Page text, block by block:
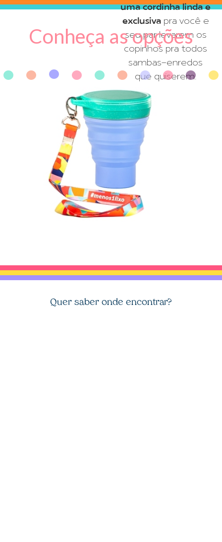
uma cordinha linda e
exclusivapra você e
seu par levarem os
copinhos pra todos
sambas-enredos
que quiserem.
Vamos?
Conheça as opções
• • • • • • • • • •
Quer saber onde encontrar?